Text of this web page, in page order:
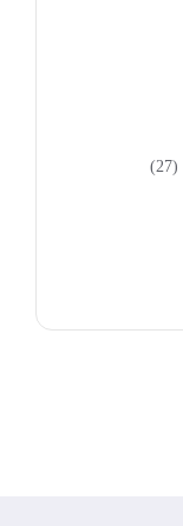
(27)